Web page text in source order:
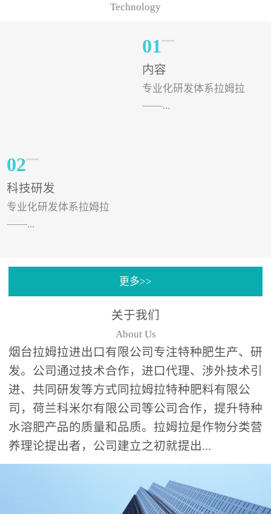
非常火爆...
Technology
01
内容
专业化研发体系拉姆拉
——...
02
科技研发
专业化研发体系拉姆拉
——...
分中心”的科研开发系统，
更多>>
关于我们
About Us
烟台拉姆拉进出口有限公司专注特种肥生产、研
发。公司通过技术合作，进口代理、涉外技术引
进、共同研发等方式同拉姆拉特种肥料有限公
司，荷兰科米尔有限公司等公司合作，提升特种
水溶肥产品的质量和品质。拉姆拉是作物分类营
养理论提出者，公司建立之初就提出...